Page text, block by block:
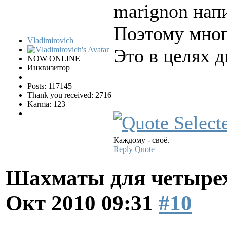
Vladimirovich
NOW ONLINE
Инквизитор
Posts: 117145
Thank you received: 2716
Karma: 123
marignon
Поэтому
Это в целях
Каждому - своё.
Reply Quote
Шахматы для
Окт 2010 09:31 #10